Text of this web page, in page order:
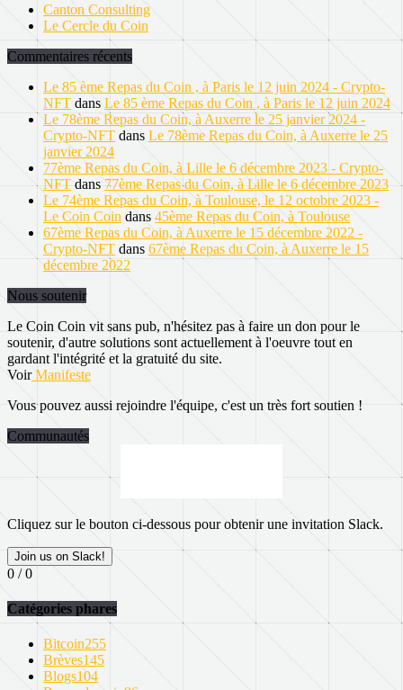
Canton Consulting
Le Cercle du Coin
Commentaires récents
Le 85 ème Repas du Coin , à Paris le 12 juin 2024 - Crypto-
NFT dans Le 85 ème Repas du Coin , à Paris le 12 juin 2024
Le 78ème Repas du Coin, à Auxerre le 25 janvier 2024 -
Crypto-NFT dans Le 78ème Repas du Coin, à Auxerre le 25
janvier 2024
77ème Repas du Coin, à Lille le 6 décembre 2023 - Crypto-
NFT dans 77ème Repas du Coin, à Lille le 6 décembre 2023
Le 74ème Repas du Coin, à Toulouse, le 12 octobre 2023 -
Le Coin Coin dans 45ème Repas du Coin, à Toulouse
67ème Repas du Coin, à Auxerre le 15 décembre 2022 -
Crypto-NFT dans 67ème Repas du Coin, à Auxerre le 15
décembre 2022
Nous soutenir
Le Coin Coin vit sans pub, n'hésitez pas à faire un don pour le
soutenir, d'autre solutions sont actuellement à l'oeuvre tout en
gardant l'intégrité et la gratuité du site.
VoirManifeste
Vous pouvez aussi rejoindre l'équipe, c'est un très fort soutien !
Communautés
Cliquez sur le bouton ci-dessous pour obtenir une invitation Slack.
Join us on Slack!
0 / 0
Catégories phares
Bitcoin255
Brèves145
Blogs104